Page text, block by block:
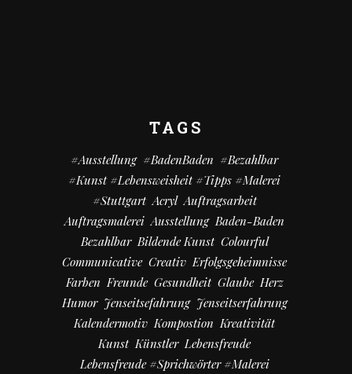
TAGS
#Ausstellung #BadenBaden #bezahlbar
#kunst #Lebensweisheit #Tipps #Malerei
#Stuttgart Acryl Auftragsarbeit
Auftragsmalerei Ausstellung Baden-Baden
Bezahlbar Bildende Kunst Colourful
Communicative Creativ Erfolgsgeheimnisse
Farben Freunde Gesundheit Glaube Herz
Humor Jenseitsefahrung Jenseitserfahrung
Kalendermotiv Kompostion Kreativität
Kunst Künstler Lebensfreude
Lebensfreude #Sprichwörter #Malerei